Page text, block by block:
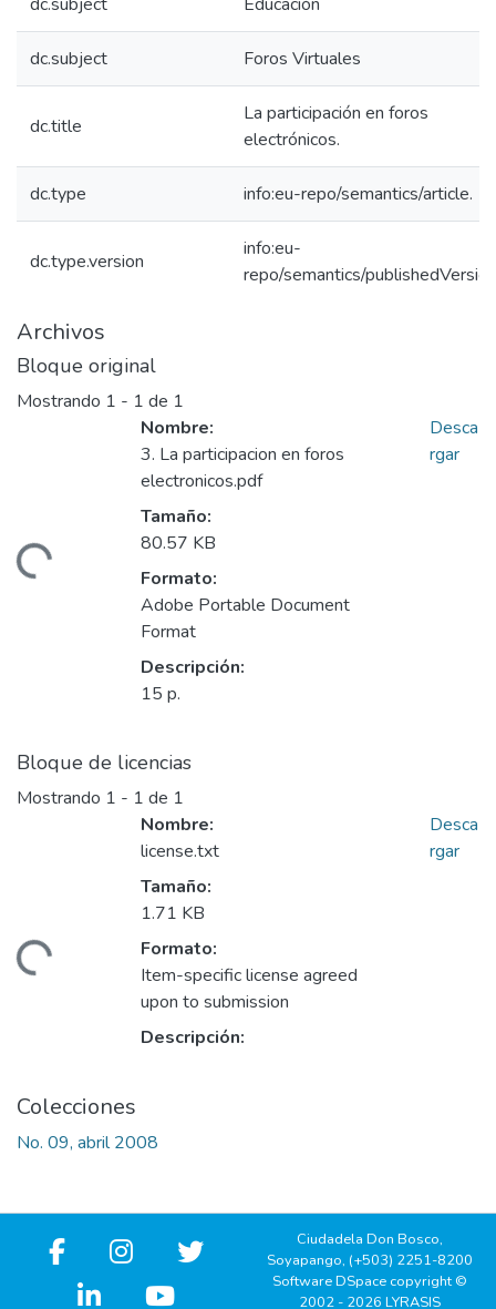
dc.subject Foros Virtuales
dc.title
La participación en foros
electrónicos.
dc.type info:eu-repo/semantics/article.
dc.type.version
info:eu-
repo/semantics/publishedVersion
Archivos
Bloque original
Mostrando 1 - 1 de 1
Nombre:
3. La participacion en foros
electronicos.pdf
Tamaño:
80.57 KB
Formato:
Adobe Portable Document
Format
Descripción:
15 p.
Desca
rgar
Bloque de licencias
Mostrando 1 - 1 de 1
Nombre:
license.txt
Tamaño:
1.71 KB
Formato:
Item-specific license agreed
upon to submission
Descripción:
Desca
rgar
Colecciones
No. 09, abril 2008
Ciudadela Don Bosco,
Soyapango, (+503) 2251-8200
Software DSpace copyright ©
2002 - 2026 LYRASIS